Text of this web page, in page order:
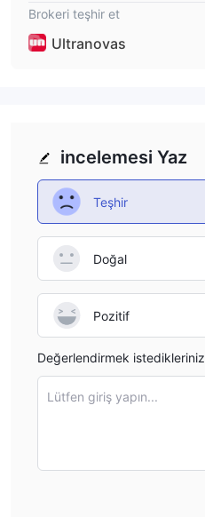
Brokeri teşhir et
Ultranovas
incelemesi Yaz
Teşhir
Doğal
Pozitif
Değerlendirmek istedikleriniz
Lütfen giriş yapın...